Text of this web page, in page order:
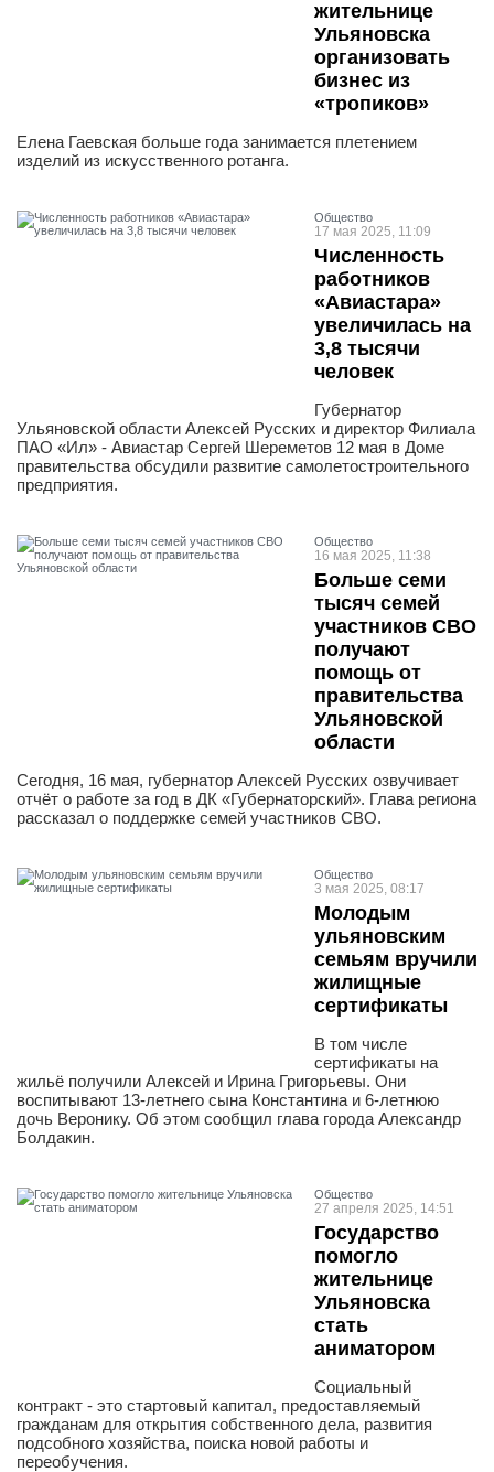
жительнице
Ульяновска
организовать
бизнес из
«тропиков»
Елена Гаевская больше года занимается плетением
изделий из искусственного ротанга.
Общество
17 мая 2025, 11:09
Численность
работников
«Авиастара»
увеличилась на
3,8 тысячи
человек
Губернатор
Ульяновской области Алексей Русских и директор Филиала
ПАО «Ил» - Авиастар Сергей Шереметов 12 мая в Доме
правительства обсудили развитие самолетостроительного
предприятия.
Общество
16 мая 2025, 11:38
Больше семи
тысяч семей
участников СВО
получают
помощь от
правительства
Ульяновской
области
Сегодня, 16 мая, губернатор Алексей Русских озвучивает
отчёт о работе за год в ДК «Губернаторский». Глава региона
рассказал о поддержке семей участников СВО.
Общество
3 мая 2025, 08:17
Молодым
ульяновским
семьям вручили
жилищные
сертификаты
В том числе
сертификаты на
жильё получили Алексей и Ирина Григорьевы. Они
воспитывают 13-летнего сына Константина и 6-летнюю
дочь Веронику. Об этом сообщил глава города Александр
Болдакин.
Общество
27 апреля 2025, 14:51
Государство
помогло
жительнице
Ульяновска
стать
аниматором
Социальный
контракт - это стартовый капитал, предоставляемый
гражданам для открытия собственного дела, развития
подсобного хозяйства, поиска новой работы и
переобучения.